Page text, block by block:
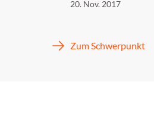
20. Nov. 2017
Zum Schwerpunkt